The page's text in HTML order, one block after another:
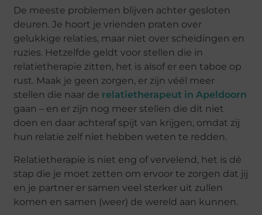
De meeste problemen blijven achter gesloten
deuren. Je hoort je vrienden praten over
gelukkige relaties, maar niet over scheidingen en
ruzies. Hetzelfde geldt voor stellen die in
relatietherapie zitten, het is alsof er een taboe op
rust. Maak je geen zorgen, er zijn véél meer
stellen die naar de relatietherapeut in Apeldoorn
gaan – en er zijn nog meer stellen die dit niet
doen en daar achteraf spijt van krijgen, omdat zij
hun relatie zelf niet hebben weten te redden.
Relatietherapie is niet eng of vervelend, het is dé
stap die je moet zetten om ervoor te zorgen dat jij
en je partner er samen veel sterker uit zullen
komen en samen (weer) de wereld aan kunnen.